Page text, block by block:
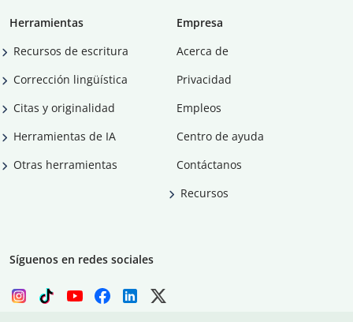
Herramientas
Recursos de escritura
Corrección lingüística
Citas y originalidad
Herramientas de IA
Otras herramientas
Empresa
Acerca de
Privacidad
Empleos
Centro de ayuda
Contáctanos
Recursos
Síguenos en redes sociales